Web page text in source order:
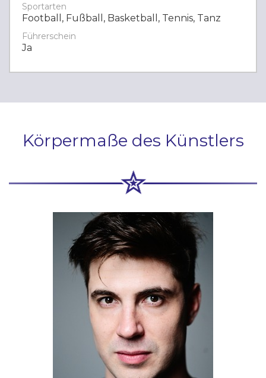
Sportarten
Football, Fußball, Basketball, Tennis, Tanz
Führerschein
Ja
Körpermaße des Künstlers